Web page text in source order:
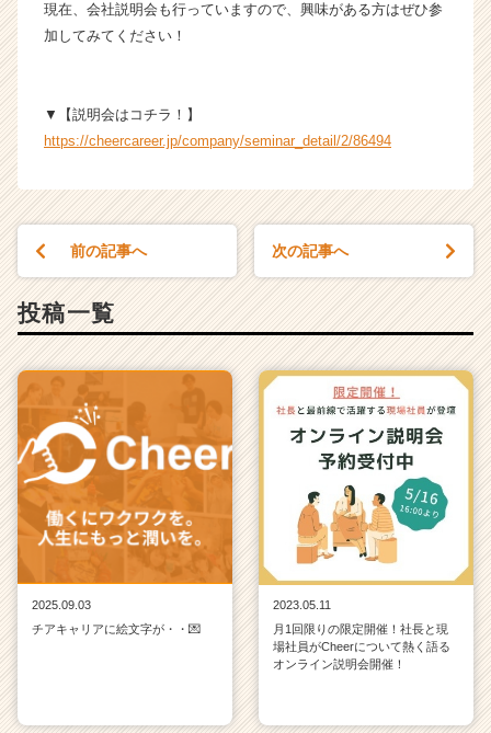
現在、会社説明会も行っていますので、興味がある方はぜひ参
加してみてください！
▼【説明会はコチラ！】
https://cheercareer.jp/company/seminar_detail/2/86494
前の記事へ 次の記事へ
投稿一覧
2025.09.03
チアキャリアに絵文字が・・💌
2023.05.11
月1回限りの限定開催！社長と現
場社員がCheerについて熱く語る
オンライン説明会開催！